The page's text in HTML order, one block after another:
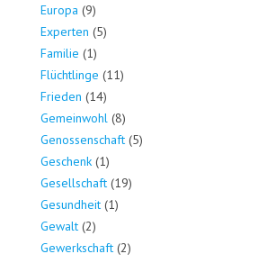
Europa (9)
Experten (5)
Familie (1)
Flüchtlinge (11)
Frieden (14)
Gemeinwohl (8)
Genossenschaft (5)
Geschenk (1)
Gesellschaft (19)
Gesundheit (1)
Gewalt (2)
Gewerkschaft (2)